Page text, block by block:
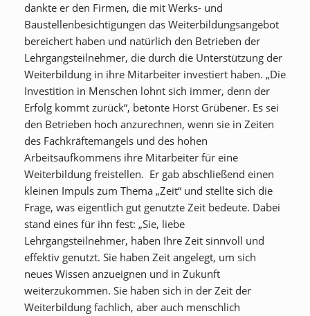
dankte er den Firmen, die mit Werks- und
Baustellenbesichtigungen das Weiterbildungsangebot
bereichert haben und natürlich den Betrieben der
Lehrgangsteilnehmer, die durch die Unterstützung der
Weiterbildung in ihre Mitarbeiter investiert haben. „Die
Investition in Menschen lohnt sich immer, denn der
Erfolg kommt zurück“, betonte Horst Grübener. Es sei
den Betrieben hoch anzurechnen, wenn sie in Zeiten
des Fachkräftemangels und des hohen
Arbeitsaufkommens ihre Mitarbeiter für eine
Weiterbildung freistellen. Er gab abschließend einen
kleinen Impuls zum Thema „Zeit“ und stellte sich die
Frage, was eigentlich gut genutzte Zeit bedeute. Dabei
stand eines für ihn fest: „Sie, liebe
Lehrgangsteilnehmer, haben Ihre Zeit sinnvoll und
effektiv genutzt. Sie haben Zeit angelegt, um sich
neues Wissen anzueignen und in Zukunft
weiterzukommen. Sie haben sich in der Zeit der
Weiterbildung fachlich, aber auch menschlich